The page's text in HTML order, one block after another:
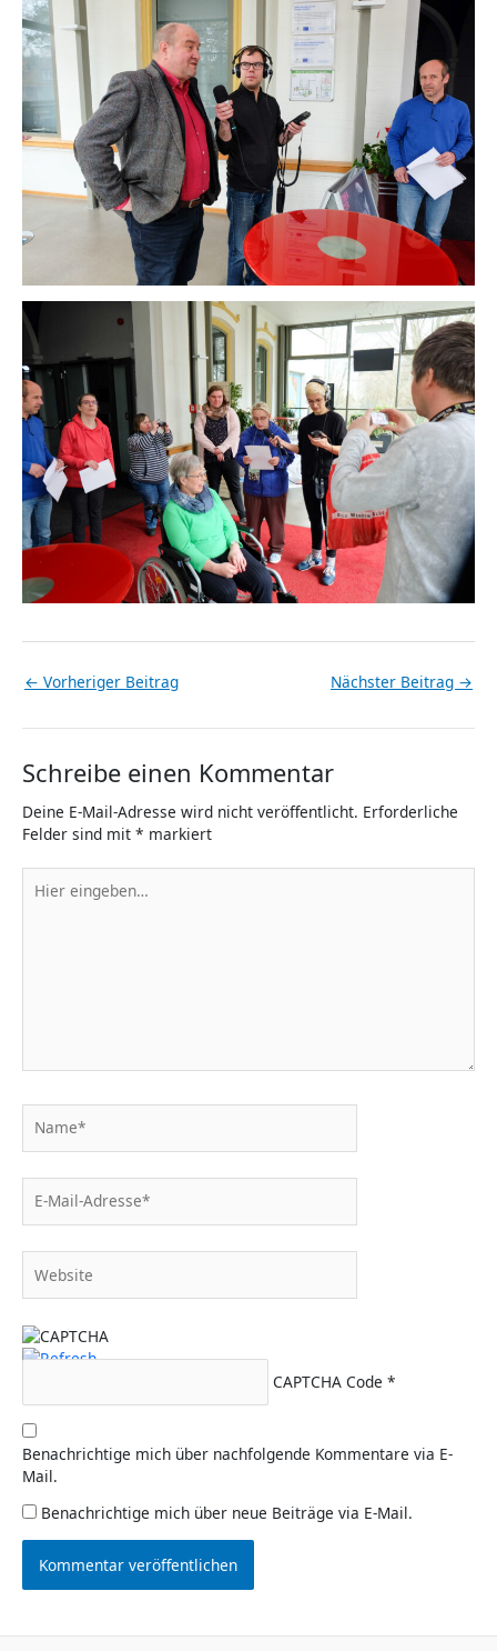
← Vorheriger Beitrag Nächster Beitrag →
Schreibe einen Kommentar
Deine E-Mail-Adresse wird nicht veröffentlicht. Erforderliche
Felder sind mit * markiert
eingeben…
Mail-
Adresse*
CAPTCHA Code *
Benachrichtige mich über nachfolgende Kommentare via E-
Mail.
Benachrichtige mich über neue Beiträge via E-Mail.